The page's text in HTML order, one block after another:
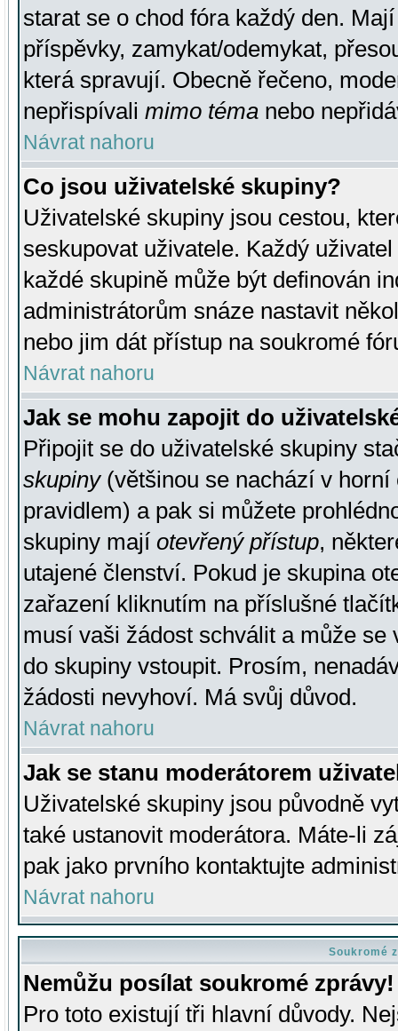
starat se o chod fóra každý den.
příspěvky, zamykat/odemykat,
která spravují. Obecně řečeno,
nepřispívali mimo téma nebo
Návrat nahoru
Co jsou uživatelské skupiny?
Uživatelské skupiny jsou cestou,
seskupovat uživatele. Každý
každé skupině může být definován
administrátorům snáze nastavit
nebo jim dát přístup na soukromé
Návrat nahoru
Jak se mohu zapojit do
Připojit se do uživatelské skupiny
skupiny(většinou se nachází v horní
pravidlem) a pak si můžete
skupiny mají otevřený přístup,
utajené členství. Pokud je skupina
zařazení kliknutím na příslušné
musí vaši žádost schválit a může se
do skupiny vstoupit. Prosím,
žádosti nevyhoví. Má svůj důvod.
Návrat nahoru
Jak se stanu moderátorem
Uživatelské skupiny jsou původně
také ustanovit moderátora. Máte-li
pak jako prvního kontaktujte
Návrat nahoru
Soukromé
Nemůžu posílat soukromé zprávy!
Pro toto existují tři hlavní důvody.